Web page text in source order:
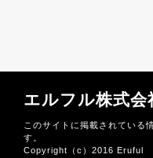
エルフル株式会
このサイトに掲載されている
す。
Copyright（c）2016 Eruful